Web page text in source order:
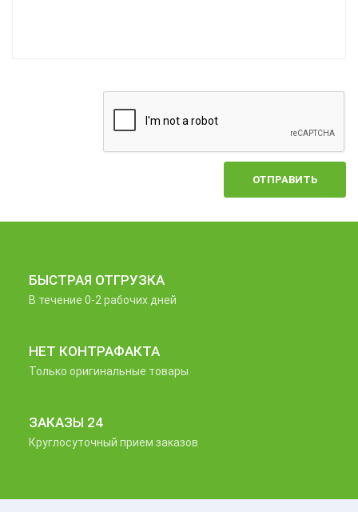
ОТПРАВИТЬ
БЫСТРАЯ ОТГРУЗКА
В течение 0-2 рабочих дней
НЕТ КОНТРАФАКТА
Только оригинальные товары
ЗАКАЗЫ 24
Круглосуточный прием заказов